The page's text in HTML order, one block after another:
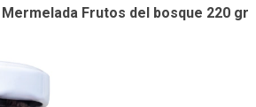
Mermelada Frutos del bosque 220 gr